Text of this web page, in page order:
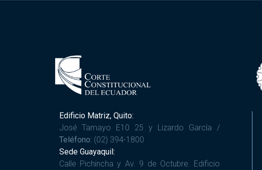
Edificio Matriz, Quito:
José Tamayo E10 25 y Lizardo García /
Teléfono: (02) 394-1800
Sede Guayaquil:
Calle Pichincha y Av. 9 de Octubre. Edificio